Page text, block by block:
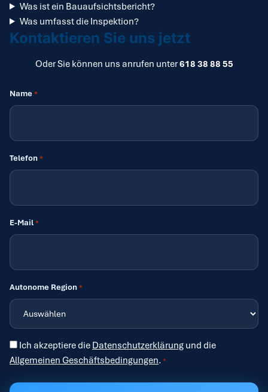
Was ist ein Bauaufsichtsbericht?
Was umfasst die Inspektion?
Kontaktieren Sie uns jetzt
Oder Sie können uns anrufen unter618 38 88 55
Name *
Telefon *
E-Mail *
Autonome Region *
Zustimmung
*
Ich akzeptiere die Datenschutzerklärung und die
Allgemeinen Geschäftsbedingungen.*